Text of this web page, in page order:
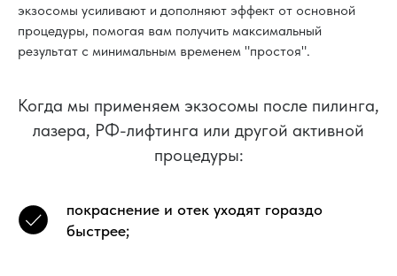
экзосомы усиливают и дополняют эффект от основной
процедуры, помогая вам получить максимальный
результат с минимальным временем "простоя".
Когда мы применяем экзосомы после пилинга,
лазера, РФ-лифтинга или другой активной
процедуры:
покраснение и отек уходят гораздо
быстрее;